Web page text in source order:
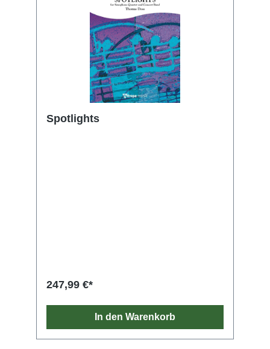
Spotlights
247,99 €*
In den Warenkorb